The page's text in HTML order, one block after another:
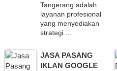
Tangerang adalah
layanan profesional
yang menyediakan
strategi ...
JASA PASANG
IKLAN GOOGLE